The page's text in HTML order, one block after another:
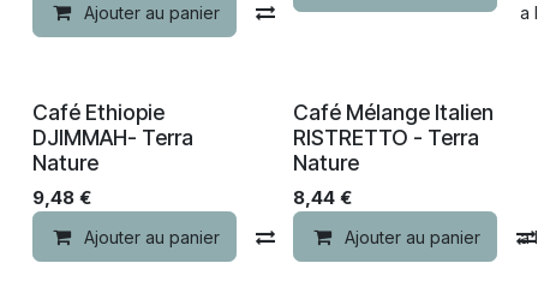
Ajouter au panier Comparer Ajouter à la
Nouveau !
Café Ethiopie
DJIMMAH- Terra
Nature
9,48 €
Ajouter au panier Comparer Ajouter à la
Nouveau !
Café Mélange Italien
RISTRETTO - Terra
Nature
8,44€
Ajouter au panier